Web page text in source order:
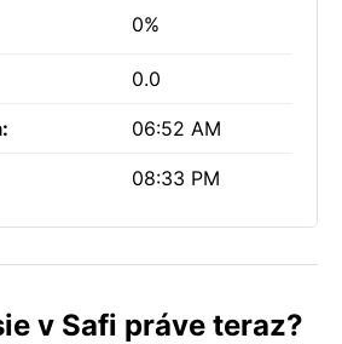
0%
0.0
06:52 AM
08:33 PM
v Safi práve teraz?